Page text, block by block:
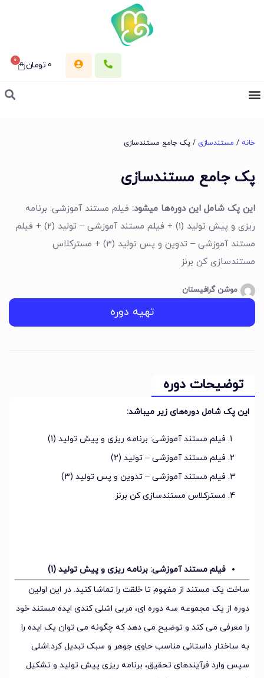
0 تومان 0
خانه / مستندسازی / پک جامع مستندسازی
پک جامع مستندسازی
این پک شامل این دوره‌ها میشود: فیلم مستند آموزشی: برنامه
ریزی و پیش تولید (1) +
فیلم مستند آموزشی – تولید (2) +
فیلم
مستند آموزشی – تدوین و پس تولید (3) +
مسترکلاس
مستندسازی کن برنز
موشن گرافیستان
تهیه دوره
توضیحات دوره
این پک شامل دوره‌های زیر میباشد:
فیلم مستند آموزشی: برنامه ریزی و پیش تولید (1)
فیلم مستند آموزشی – تولید (2)
فیلم مستند آموزشی – تدوین و پس تولید (3)
مسترکلاس مستندسازی کن برنز
فیلم مستند آموزشی: برنامه ریزی و پیش تولید (1)
ساخت یک مستند از مفهوم تا خلقت را تماشا کنید. در این اولین
دوره از یک مجموعه سه دوره ای، مربی اشلی کندی ایده مستند خود
را معرفی می کند و توضیح می دهد که چگونه می توان یک ایده را
به ساختار داستانی مناسب حاوی جوهر و سبک تبدیل کرد.اشلی
سپس وارد فرآیندهای تحقیق، برنامه ریزی پیش تولید و تشکیل